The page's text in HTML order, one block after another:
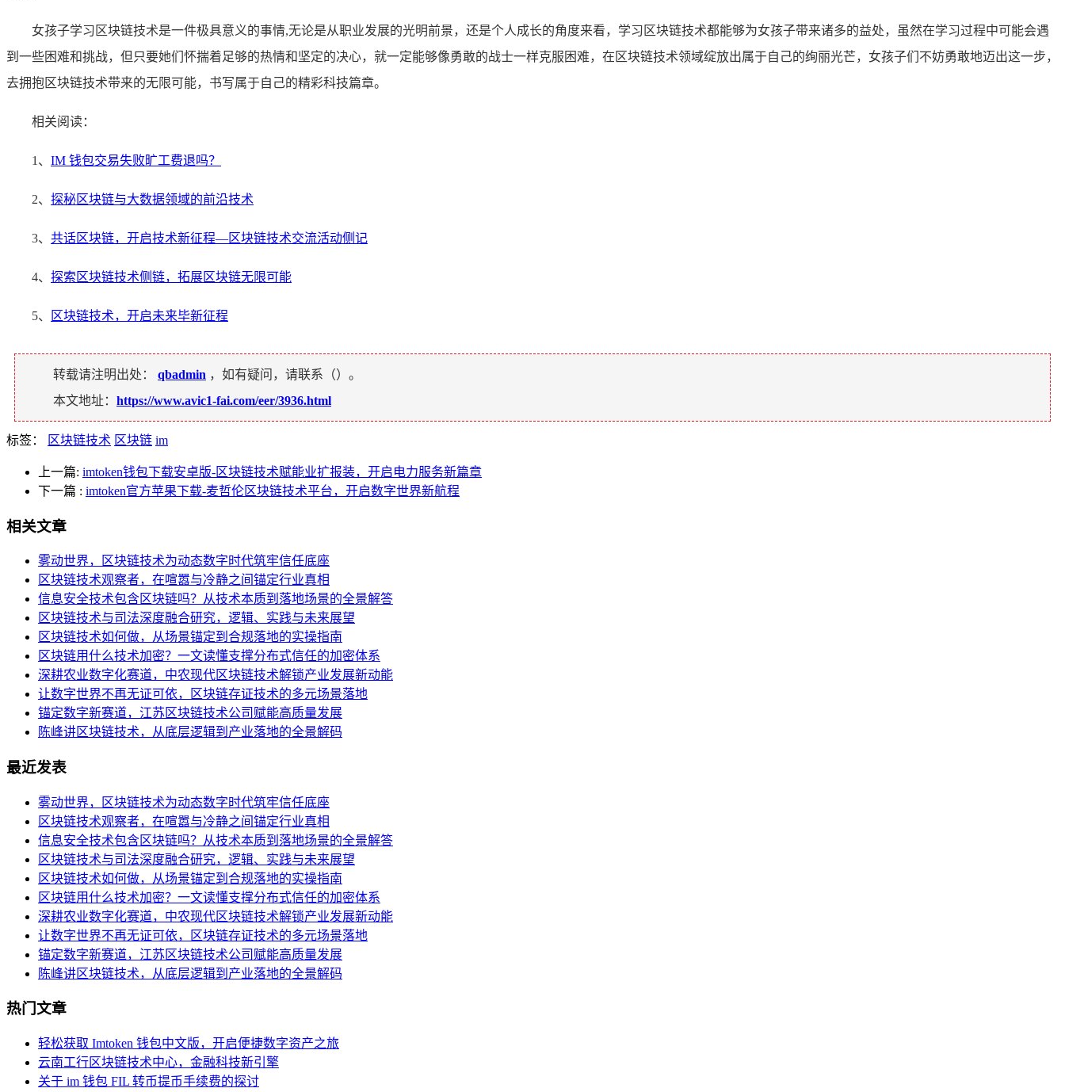
女孩子学习区块链技术是一件极具意义的事情,无论是从职业发展的光明前景，还是个人成长的角度来看，学习区块链技术都能够为女孩子带来诸多的益处，虽然在学习过程中可能会遇
到一些困难和挑战，但只要她们怀揣着足够的热情和坚定的决心，就一定能够像勇敢的战士一样克服困难，在区块链技术领域绽放出属于自己的绚丽光芒，女孩子们不妨勇敢地迈出这一步，
去拥抱区块链技术带来的无限可能，书写属于自己的精彩科技篇章。
相关阅读：
1、 IM 钱包交易失败旷工费退吗？
2、 探秘区块链与大数据领域的前沿技术
3、 共话区块链，开启技术新征程—区块链技术交流活动侧记
4、 探索区块链技术侧链，拓展区块链无限可能
5、 区块链技术，开启未来毕新征程
转载请注明出处： qbadmin ，如有疑问，请联系（）。
本文地址： https://www.avic1-fai.com/eer/3936.html
标签： 区块链技术 区块链 im
上一篇: imtoken钱包下载安卓版-区块链技术赋能业扩报装，开启电力服务新篇章
下一篇 : imtoken官方苹果下载-麦哲伦区块链技术平台，开启数字世界新航程
相关文章
雾动世界，区块链技术为动态数字时代筑牢信任底座
区块链技术观察者，在喧嚣与冷静之间锚定行业真相
信息安全技术包含区块链吗？从技术本质到落地场景的全景解答
区块链技术与司法深度融合研究，逻辑、实践与未来展望
区块链技术如何做，从场景锚定到合规落地的实操指南
区块链用什么技术加密？一文读懂支撑分布式信任的加密体系
深耕农业数字化赛道，中农现代区块链技术解锁产业发展新动能
让数字世界不再无证可依，区块链存证技术的多元场景落地
锚定数字新赛道，江苏区块链技术公司赋能高质量发展
陈峰讲区块链技术，从底层逻辑到产业落地的全景解码
最近发表
雾动世界，区块链技术为动态数字时代筑牢信任底座
区块链技术观察者，在喧嚣与冷静之间锚定行业真相
信息安全技术包含区块链吗？从技术本质到落地场景的全景解答
区块链技术与司法深度融合研究，逻辑、实践与未来展望
区块链技术如何做，从场景锚定到合规落地的实操指南
区块链用什么技术加密？一文读懂支撑分布式信任的加密体系
深耕农业数字化赛道，中农现代区块链技术解锁产业发展新动能
让数字世界不再无证可依，区块链存证技术的多元场景落地
锚定数字新赛道，江苏区块链技术公司赋能高质量发展
陈峰讲区块链技术，从底层逻辑到产业落地的全景解码
热门文章
轻松获取 Imtoken 钱包中文版，开启便捷数字资产之旅
云南工行区块链技术中心，金融科技新引擎
关于 im 钱包 FIL 转币提币手续费的探讨